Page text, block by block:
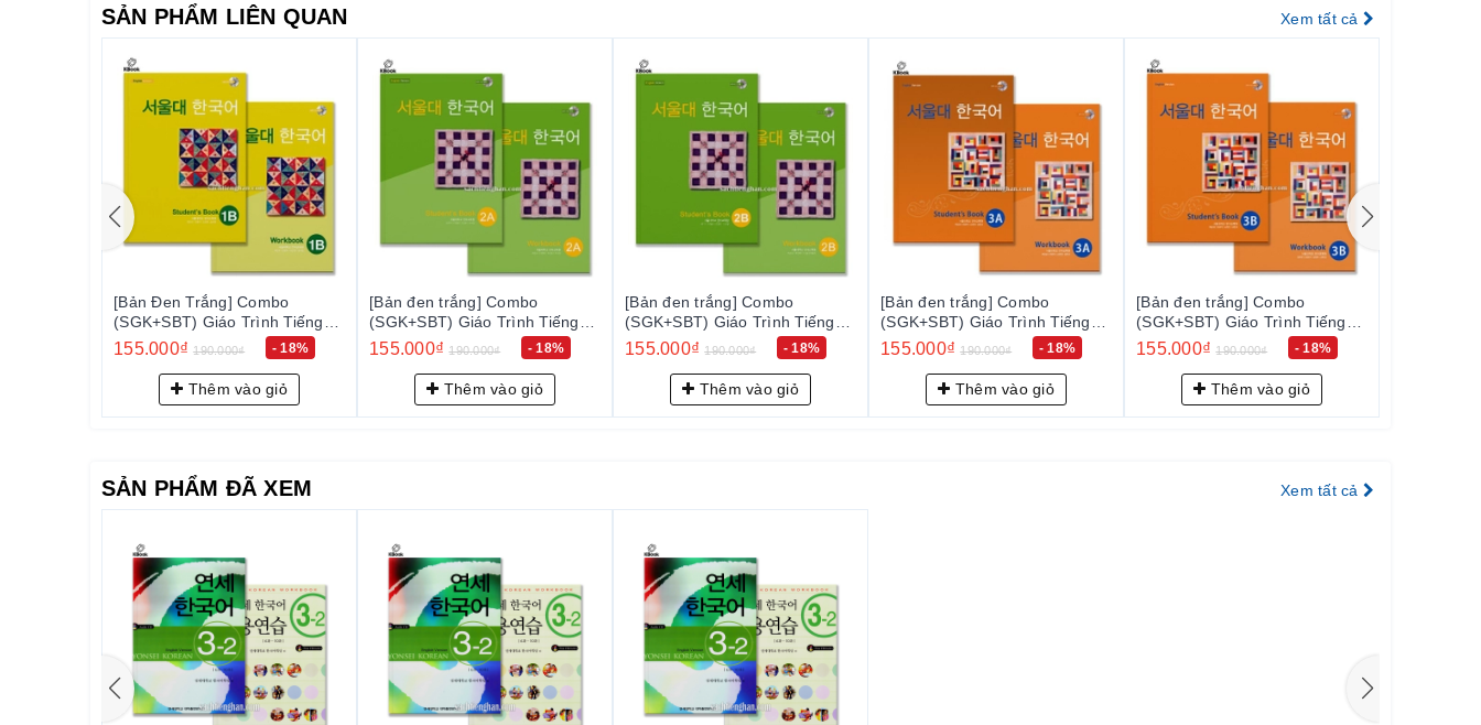
– Tư vấn học tiếng Hàn và hướng dẫn thi TOPIK miễn phí cho khách hàng.
– Quý khách được hưởng chính sách CSKH thân thiết.
SẢN PHẨM LIÊN QUAN Xem tất cả
[Bản đen trắng] Combo
(SGK+SBT) Giáo Trình Tiếng
Hàn Seoul 2A - 서울대 한국어
2A
155.000₫ 190.000₫ - 18%
Thêm vào giỏ
[Bản đen trắng] Combo
(SGK+SBT) Giáo Trình Tiếng
Hàn Seoul 2B - 서울대 한국어
2B
155.000₫ 190.000₫ - 18%
Thêm vào giỏ
[Bản đen trắng] Combo
(SGK+SBT) Giáo Trình Tiếng
Hàn Seoul 3A - 서울대 한국어
3A
155.000₫ 190.000₫ - 18%
Thêm vào giỏ
[Bản đen trắng] Combo
(SGK+SBT) Giáo Trình Tiếng
Hàn Seoul 3B - 서울대 한국어
3B
155.000₫ 190.000₫ - 18%
Thêm vào giỏ
[Bản đen trắng] Combo
(SGK+SBT) Giáo Trình Tiếng
Hàn Seoul 4A - 서울대 한국어
4A
155.000₫ 190.000₫ - 18%
Thêm vào giỏ
SẢN PHẨM ĐÃ XEM Xem tất cả